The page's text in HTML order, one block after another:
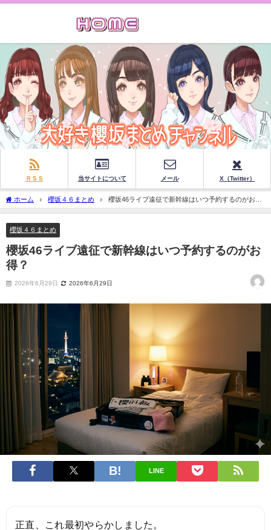
ＲＳＳ 当サイトについて メール X（Twitter）
ホーム 櫻坂４６まとめ
櫻坂46ライブ遠征で新幹線はいつ予約するのがお
得？
櫻坂４６まとめ
櫻坂46ライブ遠征で新幹線はいつ予約するのがお
得？
2026年6月29日 2026年6月29日
LINE
正直、これ最初やらかしました。